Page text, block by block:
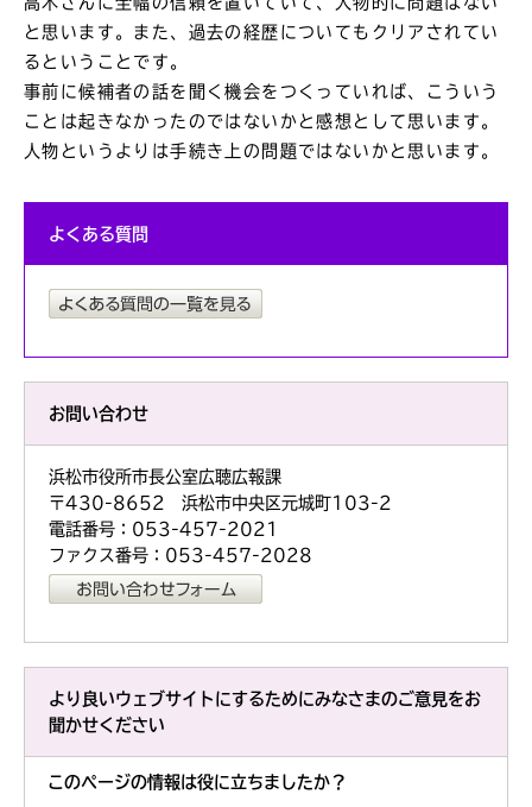
と思います。また、過去の経歴についてもクリアされてい
るということです。
事前に候補者の話を聞く機会をつくっていれば、こういう
ことは起きなかったのではないかと感想として思います。
人物というよりは手続き上の問題ではないかと思います。
よくある質問
お問い合わせ
浜松市役所市長公室広聴広報課
〒430-8652 浜松市中央区元城町103-2
電話番号：053-457-2021
ファクス番号：053-457-2028
より良いウェブサイトにするためにみなさまのご意見をお
聞かせください
このページの情報は役に立ちましたか？